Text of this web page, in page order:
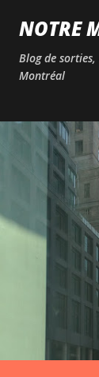
NOTRE
Blog de
Montréal